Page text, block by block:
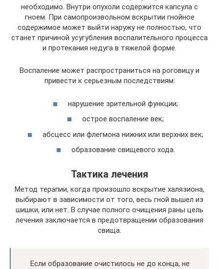
необходимо. Внутри опухоли содержится капсула с
гноем. При самопроизвольном вскрытии гнойное
содержимое может выйти наружу не полностью, что
станет причиной усугубления воспалительного процесса
и протекания недуга в тяжелой форме.
Воспаление может распространиться на роговицу и
привести к серьезным последствиям:
нарушение зрительной функции;
острое воспаление век;
абсцесс или флегмона нижних или верхних век;
образование свищевого хода.
Тактика лечения
Метод терапии, когда произошло вскрытие халязиона,
выбирают в зависимости от того, весь гной вышел из
шишки, или нет. В случае полного очищения раны цель
лечения заключается в предотвращении образования
свища.
Если образование очистилось не до конца, не